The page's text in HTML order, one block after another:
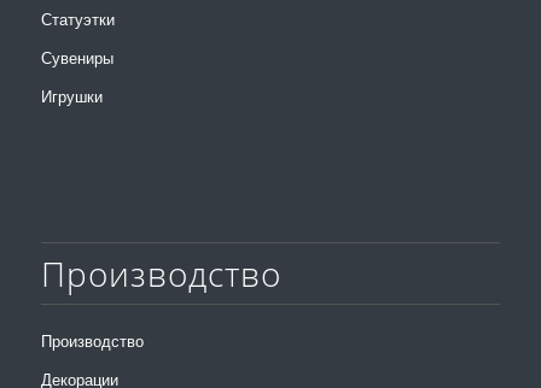
Статуэтки
Сувениры
Игрушки
Производство
Производство
Декорации